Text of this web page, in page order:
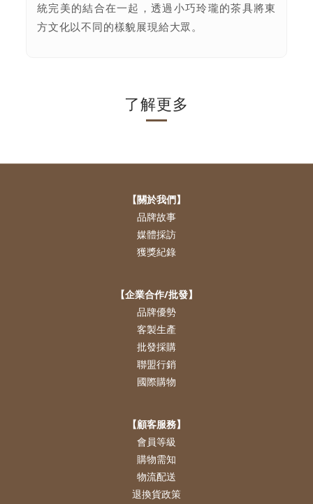
統完美的結合在一起，透過小巧玲瓏的茶具將東
方文化以不同的樣貌展現給大眾。
了解更多
【關於我們】
品牌故事
媒體採訪
獲獎紀錄
【企業合作/批發】
品牌優勢
客製生產
批發採購
聯盟行銷
國際購物
【顧客服務】
會員等級
購物需知
物流配送
退換貨政策